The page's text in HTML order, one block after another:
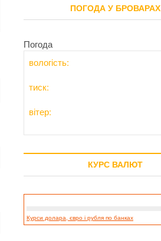
ПОГОДА У БРОВАРАХ
Погода
вологість:
тиск:
вітер:
КУРС ВАЛЮТ
Курси долара, євро і рубля по банках